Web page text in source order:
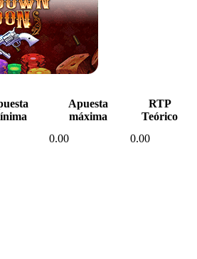
Apuesta
máxima
RTP
Teórico
0.00 0.00